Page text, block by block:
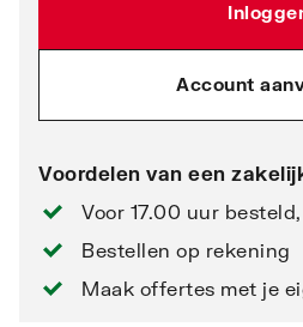
Account
Voordelen van een
Voor 17.00 uur
Bestellen op rekening
Maak offertes met je